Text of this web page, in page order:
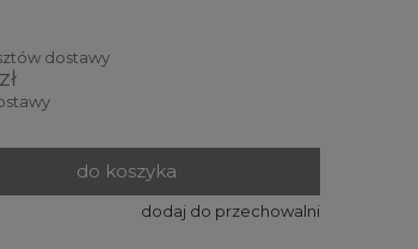
dostawy
do koszyka
dodaj do przechowalni